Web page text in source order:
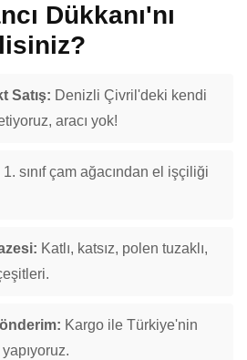
Dükkanı'nı
Satış: Denizli Çivril'deki kendi
aracı yok!
1. sınıf çam ağacından el işçiliği
Katlı, katsız, polen tuzaklı,
Kargo ile Türkiye'nin